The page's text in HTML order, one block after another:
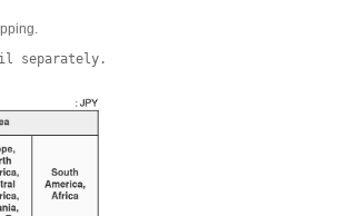
separately.